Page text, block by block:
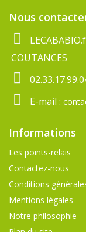
Nous
COUTANCES
E-mail :
Informations
Les points-relais
Contactez-nous
Conditions
Mentions légales
Notre philosophie